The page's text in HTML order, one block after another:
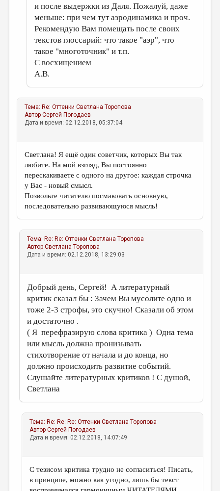
и после выдержки из Даля. Пожалуй, даже
меньше: при чем тут аэродинамика и проч.
Рекомендую Вам помещать после своих
текстов глоссарий: что такое "аэр", что
такое "многоточник" и т.п.
С восхищением
А.В.
Тема: Re: Оттенки Светлана Торопова
АвторСергей Погодаев
Дата и время: 02.12.2018, 05:37:04
Светлана! Я ещё один советчик, которых Вы так
любите. На мой взгляд, Вы постоянно
перескакиваете с одного на другое: каждая строчка
у Вас - новый смысл.
Позвольте читателю посмаковать основную,
последовательно развивающуюся мысль!
Тема: Re: Re: Оттенки Светлана Торопова
АвторСветлана Торопова
Дата и время: 02.12.2018, 13:29:03
Добрый день, Сергей! А литературный
критик сказал бы : Зачем Вы мусолите одно и
тоже 2-3 строфы, это скучно! Сказали об этом
и достаточно .
( Я перефразирую слова критика ) Одна тема
или мысль должна пронизывать
стихотворение от начала и до конца, но
должно происходить развитие событий.
Слушайте литературных критиков ! С душой,
Светлана
Тема: Re: Re: Re: Оттенки Светлана Торопова
АвторСергей Погодаев
Дата и время: 02.12.2018, 14:07:49
С тезисом критика трудно не согласиться! Писать,
в принципе, можно как угодно, лишь бы текст